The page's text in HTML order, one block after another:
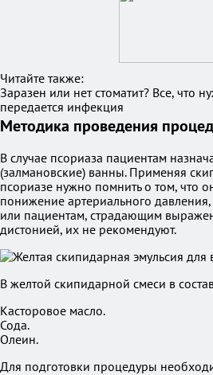
Читайте также:
Заразен или нет стоматит? Все, что
передается инфекция
Методика проведения
В случае псориаза пациентам
(залмановские) ванны. Применяя
псориазе нужно помнить о том, что
понижение артериального
или пациентам, страдающим
дистонией, их не рекомендуют.
В желтой скипидарной смеси в
Касторовое масло.
Сода.
Олеин.
Для подготовки процедуры